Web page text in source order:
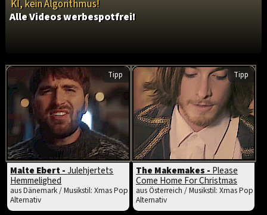
KI, kein Algorithmus!
Alle Videos werbespotfrei!
Tipp
Malte Ebert -Julehjertets
Hemmelighed
aus Dänemark / Musikstil: Xmas Pop
Alternativ
Tipp
The Makemakes - Please
Come Home For Christmas
aus Österreich / Musikstil: Xmas Pop
Alternativ